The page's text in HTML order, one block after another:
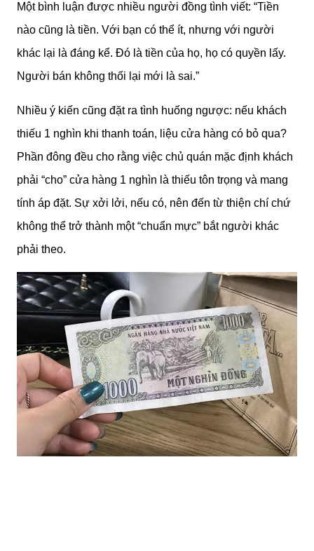
Một bình luận được nhiều người đồng tình viết: “Tiền
nào cũng là tiền. Với bạn có thể ít, nhưng với người
khác lại là đáng kể. Đó là tiền của họ, họ có quyền lấy.
Người bán không thối lại mới là sai.”
Nhiều ý kiến cũng đặt ra tình huống ngược: nếu khách
thiếu 1 nghìn khi thanh toán, liệu cửa hàng có bỏ qua?
Phần đông đều cho rằng việc chủ quán mặc định khách
phải “cho” cửa hàng 1 nghìn là thiếu tôn trọng và mang
tính áp đặt. Sự xởi lởi, nếu có, nên đến từ thiện chí chứ
không thể trở thành một “chuẩn mực” bắt người khác
phải theo.